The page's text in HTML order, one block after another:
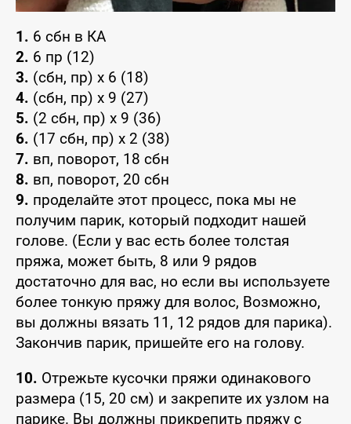
1. 6 сбн в КА
2. 6 пр (12)
3. (сбн, пр) x 6 (18)
4. (сбн, пр) x 9 (27)
5. (2 сбн, пр) x 9 (36)
6. (17 сбн, пр) x 2 (38)
7. вп, поворот, 18 сбн
8. вп, поворот, 20 сбн
9. проделайте этот процесс, пока мы не
получим парик, который подходит нашей
голове. (Если у вас есть более толстая
пряжа, может быть, 8 или 9 рядов
достаточно для вас, но если вы используете
более тонкую пряжу для волос, Возможно,
вы должны вязать 11, 12 рядов для парика).
Закончив парик, пришейте его на голову.
10. Отрежьте кусочки пряжи одинакового
размера (15, 20 см) и закрепите их узлом на
парике. Вы должны прикрепить пряжу с